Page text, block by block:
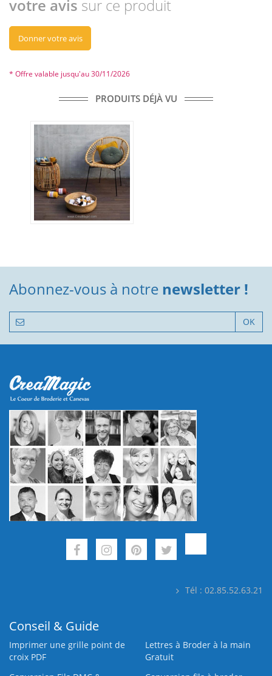
votre avis sur ce produit
Donner votre avis
* Offre valable jusqu'au 30/11/2026
PRODUITS DÉJÀ VU
Abonnez-vous à notre newsletter !
OK
Tél : 02.85.52.63.21
Conseil & Guide
Imprimer une grille point de
croix PDF
Lettres à Broder à la main
Gratuit